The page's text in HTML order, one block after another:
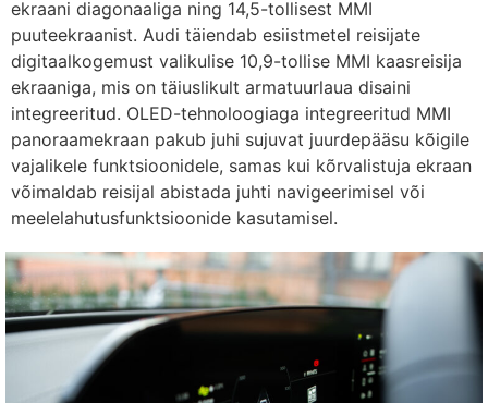
ekraani diagonaaliga ning 14,5-tollisest MMI
puuteekraanist. Audi täiendab esiistmetel reisijate
digitaalkogemust valikulise 10,9-tollise MMI kaasreisija
ekraaniga, mis on täiuslikult armatuurlaua disaini
integreeritud. OLED-tehnoloogiaga integreeritud MMI
panoraamekraan pakub juhi sujuvat juurdepääsu kõigile
vajalikele funktsioonidele, samas kui kõrvalistuja ekraan
võimaldab reisijal abistada juhti navigeerimisel või
meelelahutusfunktsioonide kasutamisel.